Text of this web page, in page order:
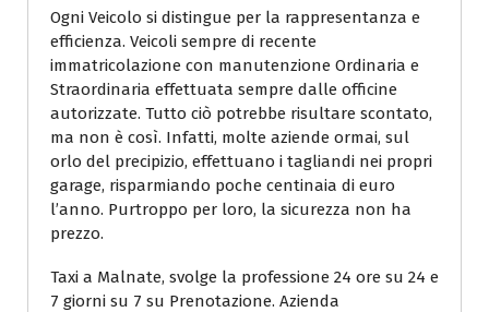
Ogni Veicolo si distingue per la rappresentanza e
efficienza. Veicoli sempre di recente
immatricolazione con manutenzione Ordinaria e
Straordinaria effettuata sempre dalle officine
autorizzate. Tutto ciò potrebbe risultare scontato,
ma non è così. Infatti, molte aziende ormai, sul
orlo del precipizio, effettuano i tagliandi nei propri
garage, risparmiando poche centinaia di euro
l’anno. Purtroppo per loro, la sicurezza non ha
prezzo.
Taxi a Malnate, svolge la professione 24 ore su 24 e
7 giorni su 7 su Prenotazione. Azienda